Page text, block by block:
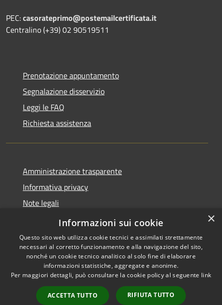
PEC:casorateprimo@postemailcertificata.it
Centralino (+39) 02 90519511
Prenotazione appuntamento
Segnalazione disservizio
Leggi le FAQ
Richiesta assistenza
Amministrazione trasparente
Informativa privacy
Note legali
Dichiarazione di accessibilità
Accessibilità
Copyright © 2026 • Comune di
Casorate Primo • Powered by
Municipium•
Accesso
×
Informazioni sui cookie
Questo sito web utilizza cookie tecnici e assimilati strettamente
necessari al corretto funzionamento e alla navigazione del sito,
nonché un cookie tecnico analitico al solo fine di elaborare
informazioni statistiche, aggregate e anonime.
Per maggiori dettagli, può consultare la cookie policy al seguente link
ACCETTA TUTTO RIFIUTA TUTTO